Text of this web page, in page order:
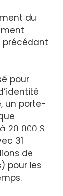
du
précédant
pour
un porte-
20 000 $
31
de
pour les